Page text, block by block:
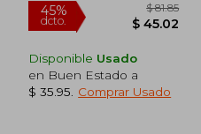
Disponible Usado
en Buen Estado a
$ 35.95
Comprar Usado